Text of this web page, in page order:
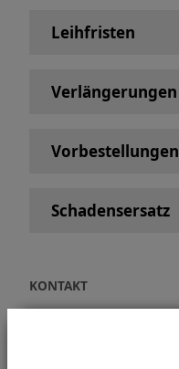
Leihfristen
Verlängerungen
Vorbestellungen
Schadensersatz
KONTAKT